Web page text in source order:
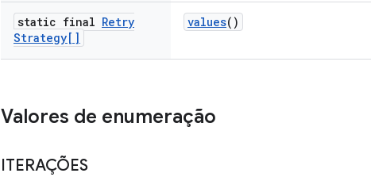
static final Retry
Strategy[]
values()
Valores de enumeração
ITERAÇÕES